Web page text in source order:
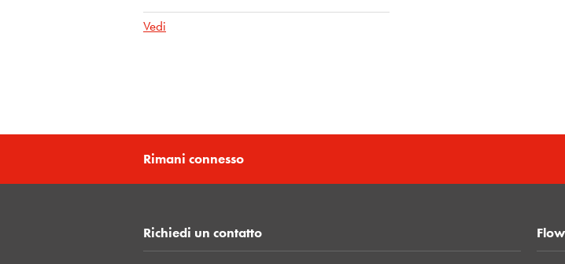
Vedi
Rimani connesso
Richiedi un contatto